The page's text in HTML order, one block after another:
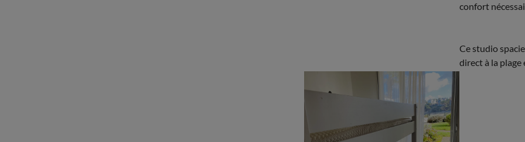
confort
Ce studio
direct à la plage